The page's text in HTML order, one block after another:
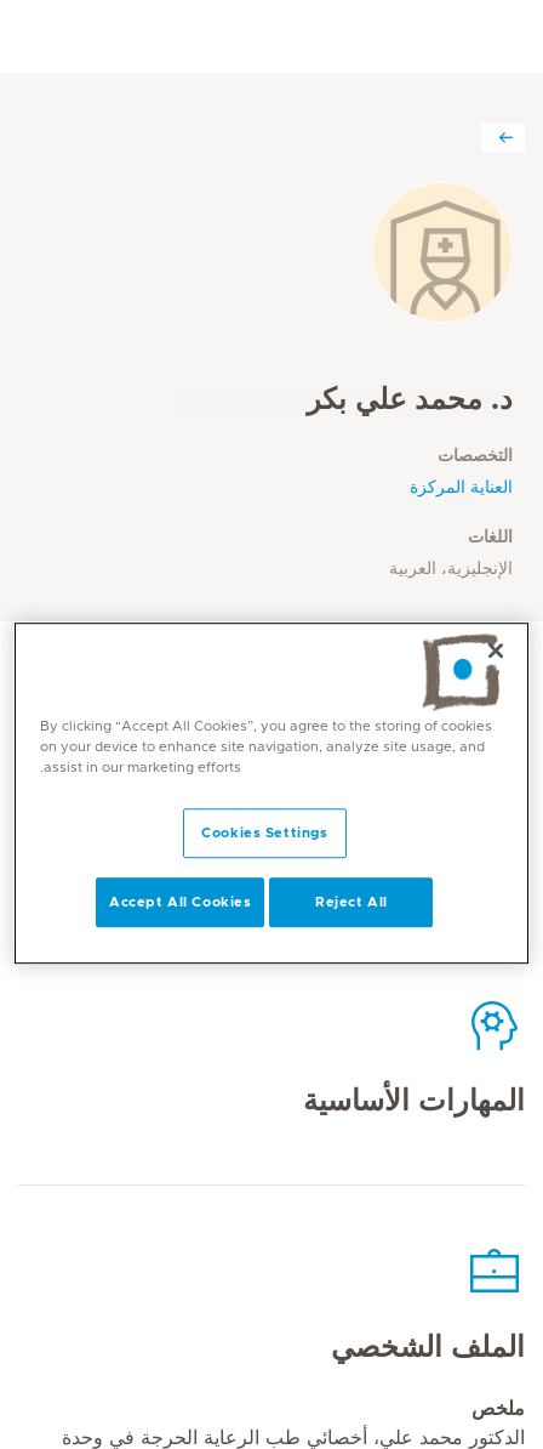
د. محمد علي بكر
التخصصات
العناية المركزة
اللغات
الإنجليزية، العربية
Mediclinic Middle East Corporate Office
المهارات الأساسية
الملف الشخصي
ملخص
الدكتور محمد علي، أخصائي طب الرعاية الحرجة في وحدة
By clicking “Accept All Cookies”, you agree to the storing of cookies
on your device to enhance site navigation, analyze site usage, and
assist in our marketing efforts.
Cookies Settings
Reject All
Accept All Cookies